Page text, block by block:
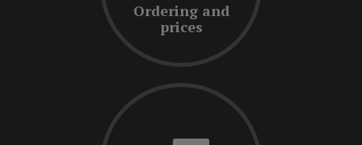
Ordering and
prices